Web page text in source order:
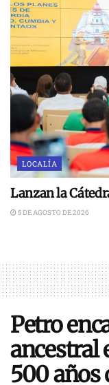
LOCALÍA
Lanzan la
5 DE AGOSTO DE 2026
Petro
ancestral
500 años